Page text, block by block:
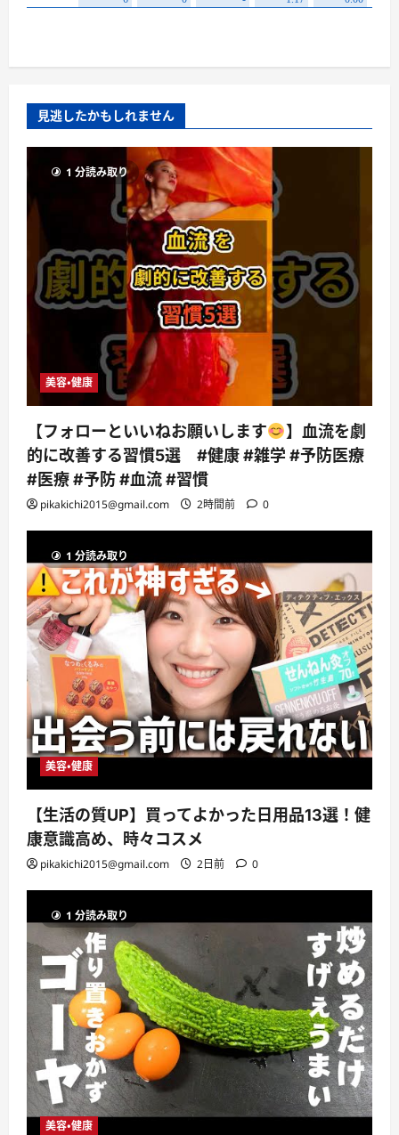
見逃したかもしれません
1 分読み取り
美容・健康
【フォローといいねお願いします
】血流を劇
的に改善する習慣5選 #健康 #雑学 #予防医療
#医療 #予防 #血流 #習慣
pikakichi2015@gmail.com 2時間前 0
1 分読み取り
美容・健康
【生活の質UP】買ってよかった日用品13選！健
康意識高め、時々コスメ
pikakichi2015@gmail.com 2日前 0
1 分読み取り
美容・健康